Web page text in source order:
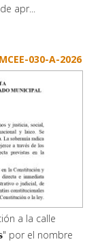
apr...
030-A-2026
a la calle
por el nombre